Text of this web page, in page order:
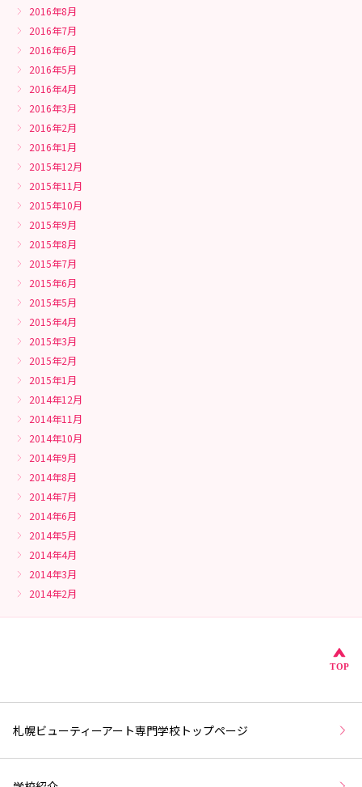
2016年8月
2016年7月
2016年6月
2016年5月
2016年4月
2016年3月
2016年2月
2016年1月
2015年12月
2015年11月
2015年10月
2015年9月
2015年8月
2015年7月
2015年6月
2015年5月
2015年4月
2015年3月
2015年2月
2015年1月
2014年12月
2014年11月
2014年10月
2014年9月
2014年8月
2014年7月
2014年6月
2014年5月
2014年4月
2014年3月
2014年2月
こ
TOP
札幌ビューティーアート専門学校トップページ